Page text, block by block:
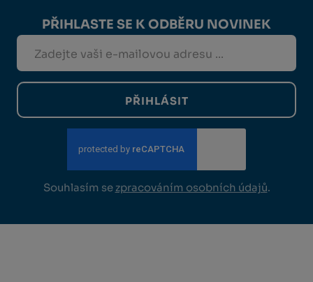
PŘIHLASTE SE K ODBĚRU NOVINEK
PŘIHLÁSIT
Souhlasím se zpracováním osobních údajů.